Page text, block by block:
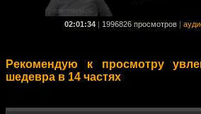
02:01:34 1996826 просмотров
Рекомендую к просмотру
шедевра в 14 частях